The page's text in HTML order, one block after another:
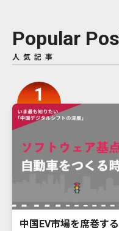
Popular
人気記事
中国EV市場を席巻す